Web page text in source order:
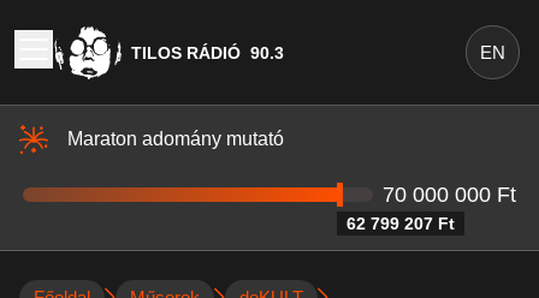
TILOS RÁDIÓ 90.3 EN
Maraton adomány mutató
62 799 207 Ft
70 000 000 Ft